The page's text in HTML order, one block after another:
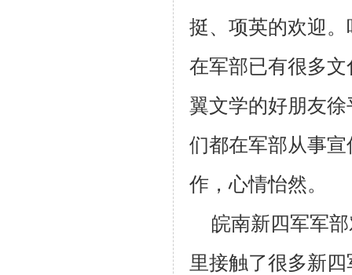
挺、项英的欢迎
在军部已有很多
翼文学的好朋友
们都在军部从事
作，心情怡然。
皖南新四军军
里接触了很多新